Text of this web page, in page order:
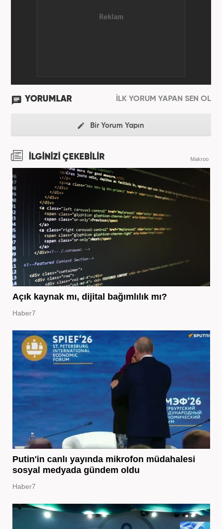
YORUMLAR İLK YORUM YAPAN SEN OL
Bir Yorum Yapın
İLGİNİZİ ÇEKEBİLİR Makroo
Açık kaynak mı, dijital bağımlılık mı?
Haber7
Putin'in canlı yayında mikrofon müdahalesi
sosyal medyada gündem oldu
Haber7